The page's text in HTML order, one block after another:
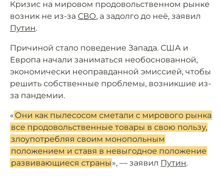
Кризис на мировом продовольственном рынке
возник не из-за СВО, а задолго до неё, заявил
Путин.
Причиной стало поведение Запада. США и
Европа начали заниматься необоснованной,
экономически неоправданной эмиссией, чтобы
решить собственные проблемы, возникшие из-
за пандемии.
« Они как пылесосом сметали с мирового рынка
все продовольственные товары в свою пользу,
злоупотребляя своим монопольным
положением и ставя в невыгодное положение
развивающиеся страны », — заявил Путин.